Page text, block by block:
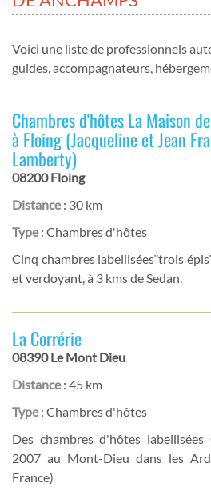
Voici une liste de professionnels
guides, accompagnateurs,
Chambres d'hôtes La Maison
à Floing (Jacqueline et Jean
Lamberty)
08200 Floing
Distance: 30 km
Type: Chambres d'hôtes
Cinq chambres labellisées¨trois
et verdoyant, à 3 kms de Sedan.
La Corrérie
08390 Le Mont Dieu
Distance: 45 km
Type: Chambres d'hôtes
Des chambres d'hôtes
2007 au Mont-Dieu dans les
France)